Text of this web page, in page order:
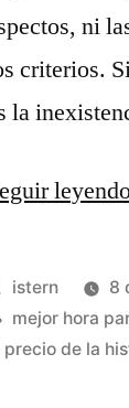
ni
criterios.
la
Publicado
por
istern 8
Etiquetas:
mejor hora
precio de la